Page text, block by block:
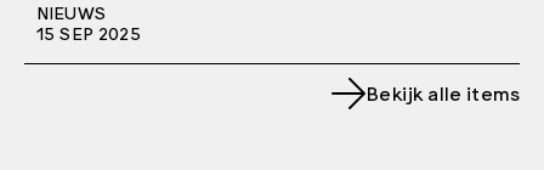
NIEUWS
15 SEP 2025
Bekijk alle items